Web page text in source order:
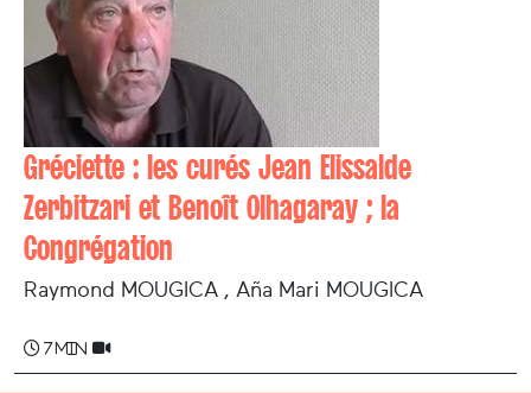
Gréciette : les curés Jean Elissalde
Zerbitzari et Benoît Olhagaray ; la
Congrégation
Raymond MOUGICA , Aña Mari MOUGICA
7 min